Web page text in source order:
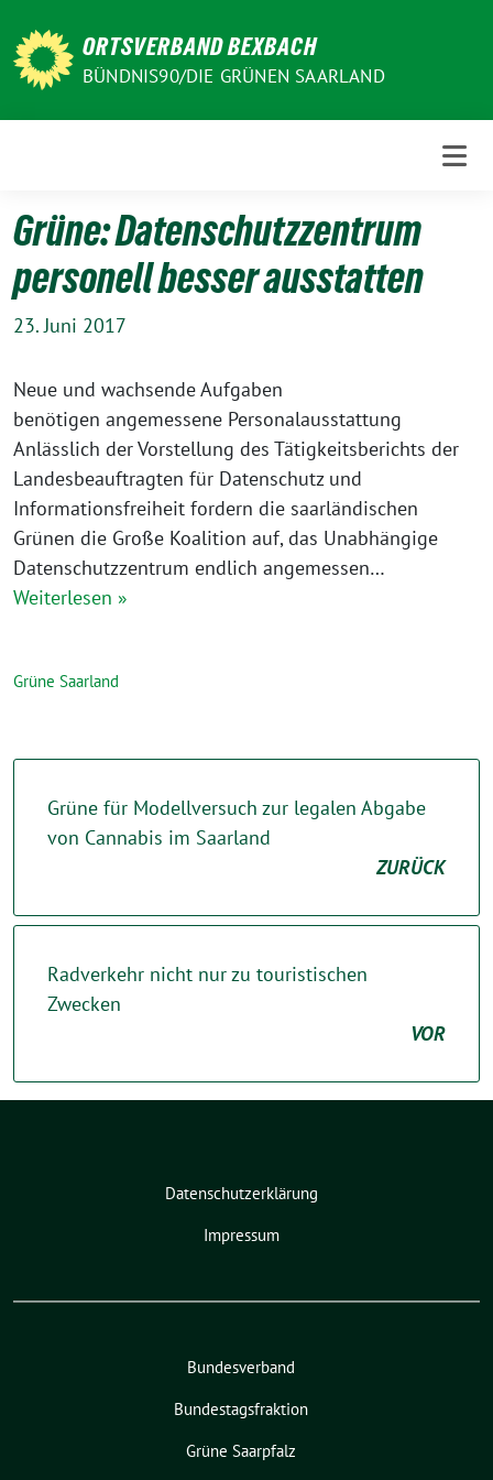
zum
Inhalt
ORTSVERBAND BEXBACH
BÜNDNIS90/DIE GRÜNEN SAARLAND
Grüne: Datenschutzzentrum
personell besser ausstatten
23. Juni 2017
Neue und wachsende Aufgaben
benötigen angemessene Personalausstattung
Anlässlich der Vorstellung des Tätigkeitsberichts der
Landesbeauftragten für Datenschutz und
Informationsfreiheit fordern die saarländischen
Grünen die Große Koalition auf, das Unabhängige
Datenschutzzentrum endlich angemessen…
Weiterlesen »
Grüne Saarland
Grüne für Modellversuch zur legalen Abgabe
von Cannabis im Saarland
ZURÜCK
Radverkehr nicht nur zu touristischen
Zwecken
VOR
Datenschutzerklärung
Impressum
Bundesverband
Bundestagsfraktion
Grüne Saarpfalz